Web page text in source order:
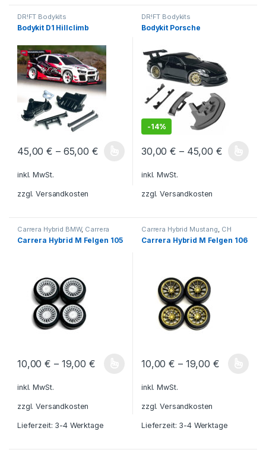
DR!FT Bodykits
Bodykit D1 Hillclimb
45,00€ – 65,00 €
Dieses Produkt weist mehrere Varianten auf. Die Optionen
inkl. MwSt.
zzgl.Versandkosten
DR!FT Bodykits
Bodykit Porsche
-14%
30,00€ – 45,00 €
Dieses Produkt weist mehrere
inkl. MwSt.
zzgl.Versandkosten
Carrera Hybrid BMW, Carrera
Hybrid Mustang CH Felgen BMW
M,CH Felgen Mustang M,
Carrera Hybrid M Felgen 105
10,00€ – 19,00 €
Dieses Produkt weist mehrere Varianten auf. Die Optionen
inkl. MwSt.
zzgl.Versandkosten
Lieferzeit: 3-4 Werktage
Carrera Hybrid Mustang, CH
Felgen BMW M , CH Felgen
Mustang M,Carrera Hybrid
Carrera Hybrid M Felgen 106
10,00€ – 19,00 €
Dieses Produkt weist mehrere
inkl. MwSt.
zzgl.Versandkosten
Lieferzeit: 3-4 Werktage